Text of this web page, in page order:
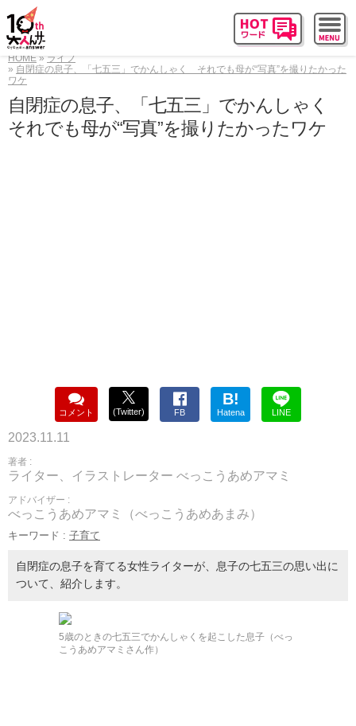
HOME
ライフ
自閉症の息子、「七五三」でかんしゃく それでも母が“写真”を撮りたかった
ワケ
自閉症の息子、「七五三」でかんしゃく
それでも母が“写真”を撮りたかったワケ
コメント (Twitter) FB
B!
Hatena LINE
2023.11.11
著者 :
ライター、イラストレーター べっこうあめアマミ
アドバイザー :
べっこうあめアマミ（べっこうあめあまみ）
キーワード : 子育て
自閉症の息子を育てる女性ライターが、息子の七五三の思い出に
ついて、紹介します。
5歳のときの七五三でかんしゃくを起こした息子（べっ
こうあめアマミさん作）